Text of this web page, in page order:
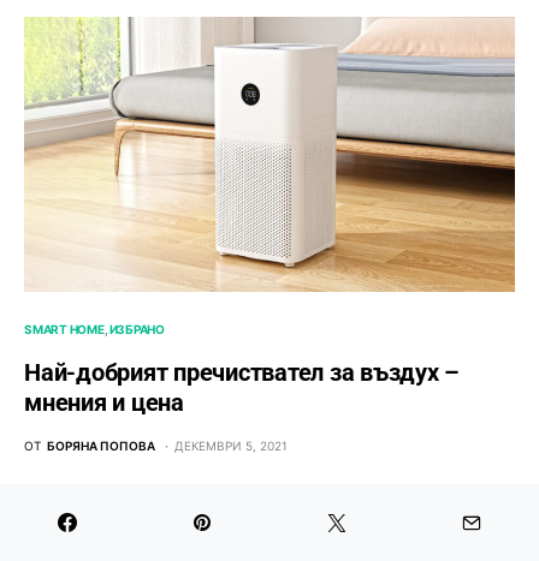
SMART HOME ИЗБРАНО
Най-добрият пречиствател за въздух –
мнения и цена
ОТ БОРЯНА ПОПОВА ДЕКЕМВРИ 5, 2021